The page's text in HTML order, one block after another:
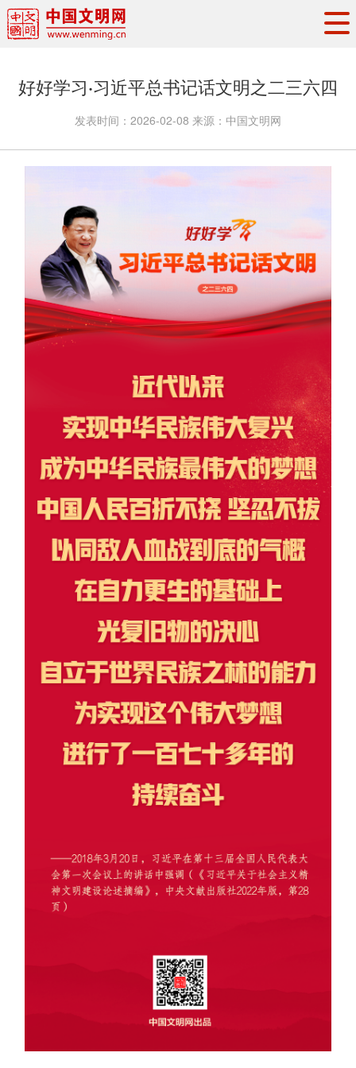
权威发布
资讯联播
地方交流
文明培育
文明实践
文明创建
文明之光
文明影音 文明矩阵
好好学习·习近平总书记话文明之二三六四
发表时间： 2026-02-08 来源： 中国文明网